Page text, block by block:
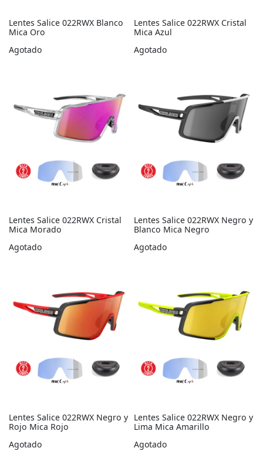
Lentes Salice 022RWX Blanco
Mica Oro
Agotado
Lentes Salice 022RWX Cristal
Mica Azul
Agotado
Lentes Salice 022RWX Cristal
Mica Morado
Agotado
Lentes Salice 022RWX Negro y
Blanco Mica Negro
Agotado
Lentes Salice 022RWX Negro y
Rojo Mica Rojo
Agotado
Lentes Salice 022RWX Negro y
Lima Mica Amarillo
Agotado